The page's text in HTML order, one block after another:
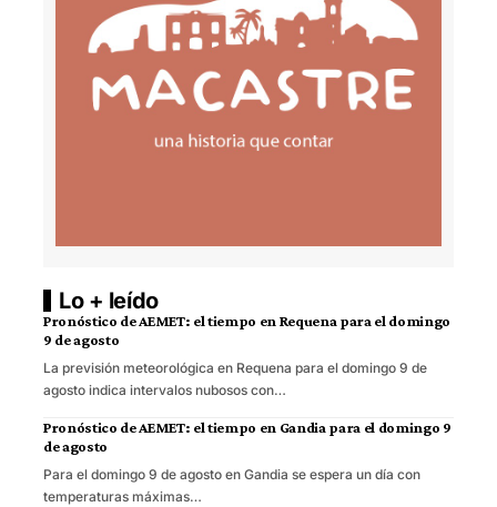
Lo + leído
Pronóstico de AEMET: el tiempo en Requena para el domingo
9 de agosto
La previsión meteorológica en Requena para el domingo 9 de
agosto indica intervalos nubosos con…
Pronóstico de AEMET: el tiempo en Gandia para el domingo 9
de agosto
Para el domingo 9 de agosto en Gandia se espera un día con
temperaturas máximas…